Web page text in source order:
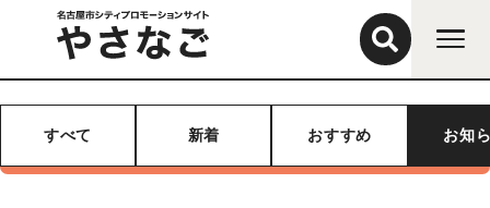
すべて 新着 おすすめ お知